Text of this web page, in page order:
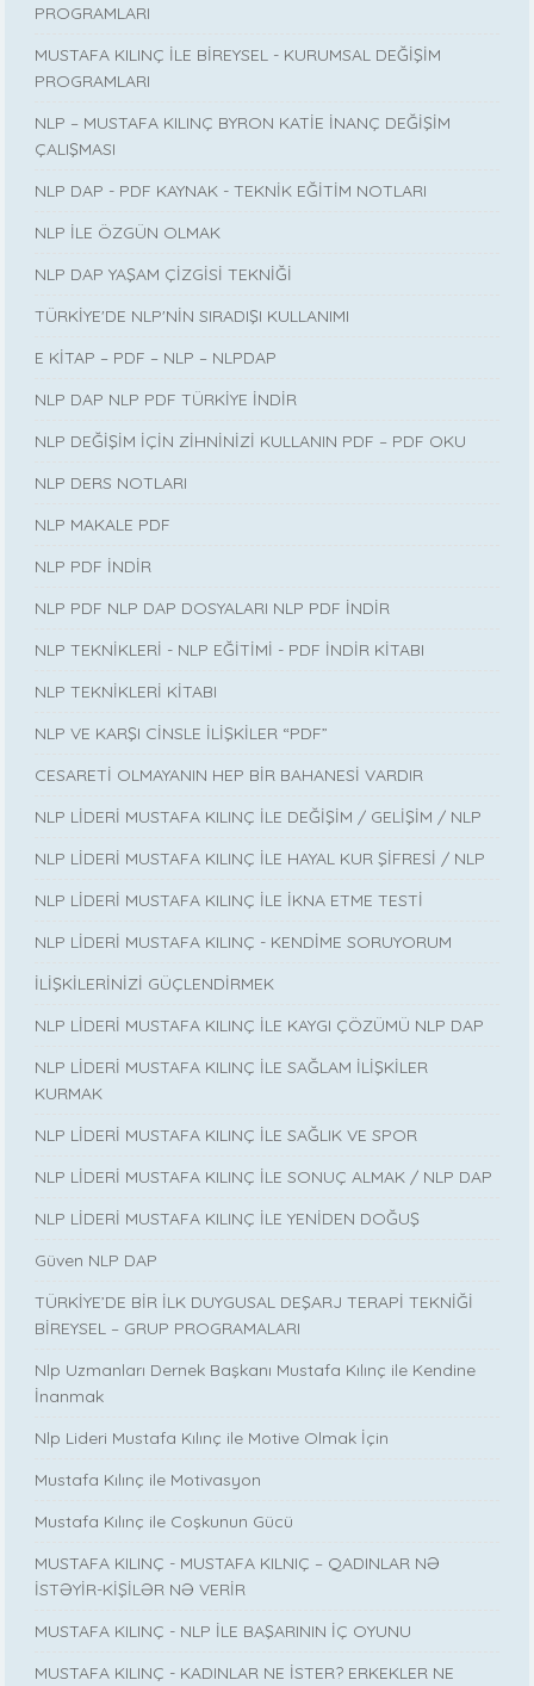
PROGRAMLARI
MUSTAFA KILINÇ İLE BİREYSEL - KURUMSAL DEĞİŞİM
PROGRAMLARI
NLP – MUSTAFA KILINÇ BYRON KATİE İNANÇ DEĞİŞİM
ÇALIŞMASI
NLP DAP - PDF KAYNAK - TEKNİK EĞİTİM NOTLARI
NLP İLE ÖZGÜN OLMAK
NLP DAP YAŞAM ÇİZGİSİ TEKNİĞİ
TÜRKİYE'DE NLP'NİN SIRADIŞI KULLANIMI
E KİTAP – PDF – NLP – NLPDAP
NLP DAP NLP PDF TÜRKİYE İNDİR
NLP DEĞİŞİM İÇİN ZİHNİNİZİ KULLANIN PDF – PDF OKU
NLP DERS NOTLARI
NLP MAKALE PDF
NLP PDF İNDİR
NLP PDF NLP DAP DOSYALARI NLP PDF İNDİR
NLP TEKNİKLERİ - NLP EĞİTİMİ - PDF İNDİR KİTABI
NLP TEKNİKLERİ KİTABI
NLP VE KARŞI CİNSLE İLİŞKİLER “PDF”
CESARETİ OLMAYANIN HEP BİR BAHANESİ VARDIR
NLP LİDERİ MUSTAFA KILINÇ İLE DEĞİŞİM / GELİŞİM / NLP
NLP LİDERİ MUSTAFA KILINÇ İLE HAYAL KUR ŞİFRESİ / NLP
NLP LİDERİ MUSTAFA KILINÇ İLE İKNA ETME TESTİ
NLP LİDERİ MUSTAFA KILINÇ - KENDİME SORUYORUM
İLİŞKİLERİNİZİ GÜÇLENDİRMEK
NLP LİDERİ MUSTAFA KILINÇ İLE KAYGI ÇÖZÜMÜ NLP DAP
NLP LİDERİ MUSTAFA KILINÇ İLE SAĞLAM İLİŞKİLER
KURMAK
NLP LİDERİ MUSTAFA KILINÇ İLE SAĞLIK VE SPOR
NLP LİDERİ MUSTAFA KILINÇ İLE SONUÇ ALMAK / NLP DAP
NLP LİDERİ MUSTAFA KILINÇ İLE YENİDEN DOĞUŞ
Güven NLP DAP
TÜRKİYE’DE BİR İLK DUYGUSAL DEŞARJ TERAPİ TEKNİĞİ
BİREYSEL – GRUP PROGRAMALARI
Nlp Uzmanları Dernek Başkanı Mustafa Kılınç ile Kendine
İnanmak
Nlp Lideri Mustafa Kılınç ile Motive Olmak İçin
Mustafa Kılınç ile Motivasyon
Mustafa Kılınç ile Coşkunun Gücü
MUSTAFA KILINÇ - MUSTAFA KILNIÇ – QADINLAR NƏ
İSTƏYİR-KİŞİLƏR NƏ VERİR
MUSTAFA KILINÇ - NLP İLE BAŞARININ İÇ OYUNU
MUSTAFA KILINÇ - KADINLAR NE İSTER? ERKEKLER NE